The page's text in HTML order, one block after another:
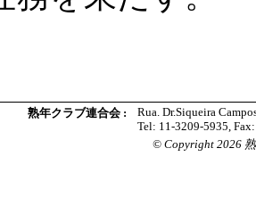
熟年クラブ連合会 :
Rua. Dr.Siqueira
Tel: 11-3209-5935,
© Copyright 2026